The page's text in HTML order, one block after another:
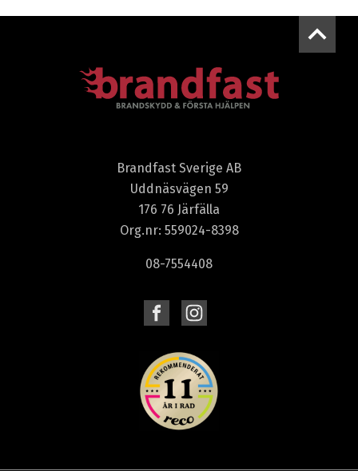
Brandfast Sverige AB
Uddnäsvägen 59
176 76 Järfälla
Org.nr: 559024-8398
08-7554408